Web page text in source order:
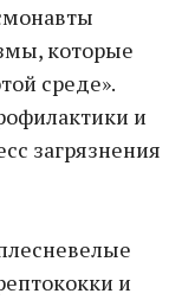
которые
среде».
и
загрязнения
и